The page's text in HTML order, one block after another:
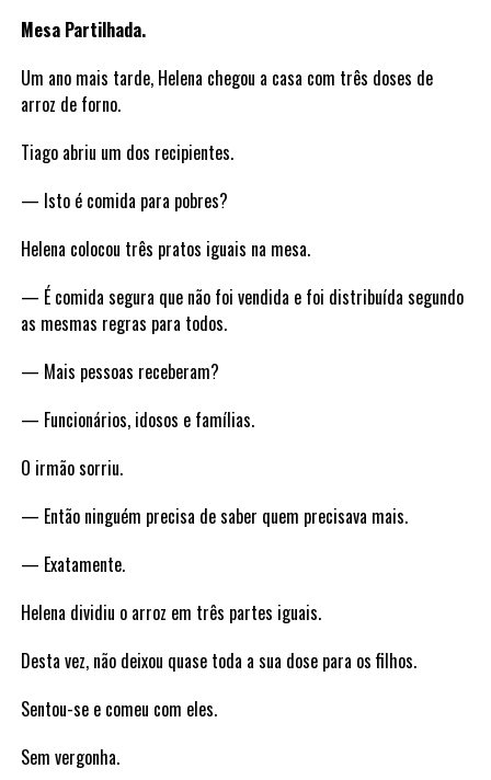
Mesa Partilhada.
Um ano mais tarde, Helena chegou a casa com três doses de
arroz de forno.
Tiago abriu um dos recipientes.
— Isto é comida para pobres?
Helena colocou três pratos iguais na mesa.
— É comida segura que não foi vendida e foi distribuída segundo
as mesmas regras para todos.
— Mais pessoas receberam?
— Funcionários, idosos e famílias.
O irmão sorriu.
— Então ninguém precisa de saber quem precisava mais.
— Exatamente.
Helena dividiu o arroz em três partes iguais.
Desta vez, não deixou quase toda a sua dose para os filhos.
Sentou-se e comeu com eles.
Sem vergonha.